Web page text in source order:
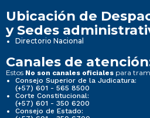
Ubicación de
y Sedes
Directorio Nacional
Canales de
Estos No son canales oficiales para
Consejo Superior de la Judicatura:
(+57) 601 - 565 8500
Corte Constitucional:
(+57) 601 - 350 6200
Consejo de Estado: